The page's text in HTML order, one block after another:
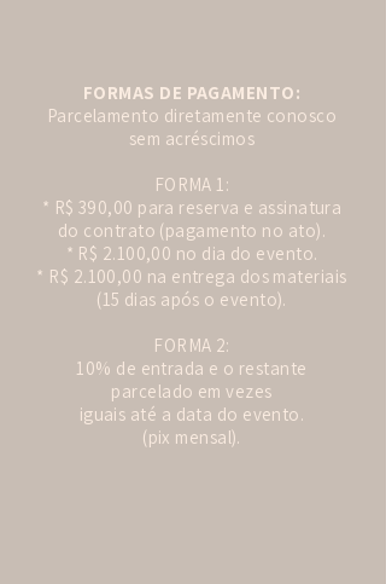
FORMAS DE PAGAMENTO:
Parcelamento diretamente conosco
sem acréscimos
FORMA 1:
* R$ 390,00 para reserva e assinatura
do contrato (pagamento no ato).
* R$ 2.100,00 no dia do evento.
* R$ 2.100,00 na entrega dos materiais
(15 dias após o evento).
FORMA 2:
10% de entrada e o restante
parcelado em vezes
iguais até a data do evento.
(pix mensal).